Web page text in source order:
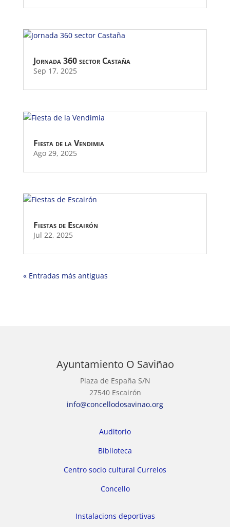
Jornada 360 sector Castaña
Sep 17, 2025
Fiesta de la Vendimia
Ago 29, 2025
Fiestas de Escairón
Jul 22, 2025
« Entradas más antiguas
Ayuntamiento O Saviñao
Plaza de España S/N
27540 Escairón
info@concellodosavinao.org
Auditorio
Biblioteca
Centro socio cultural Currelos
Concello
Instalacions deportivas